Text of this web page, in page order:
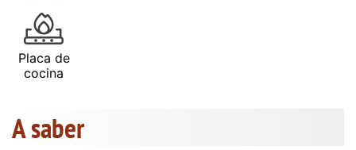
Placa de
cocina
A saber